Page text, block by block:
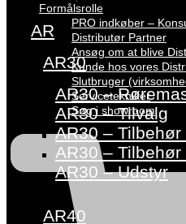
Formålsrolle
PRO indkøber –
Distributør Partner
Ansøg om at blive
Kunde hos vores
Slutbruger
Servicetekniker
Søg i showroom
AR
AR30
AR30 –
AR30 – Tilvalg
AR30 – Tilbehør
AR30 – Tilbehør
AR30 – Udstyr
AR40